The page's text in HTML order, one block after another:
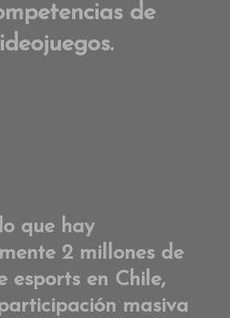
de
que hay
2 millones de
esports en Chile,
masiva